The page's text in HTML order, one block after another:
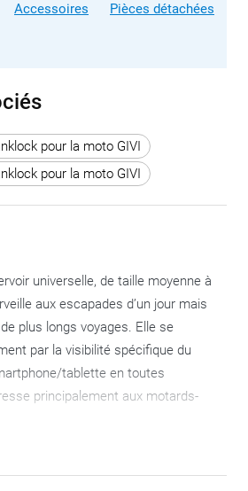
Accessoires Pièces détachées
pour la moto GIVI
pour la moto GIVI
universelle, de taille moyenne à
aux escapades d’un jour mais
plus longs voyages. Elle se
par la visibilité spécifique du
tablette en toutes
principalement aux motards-
de 17 à 20 litres, ne peut être